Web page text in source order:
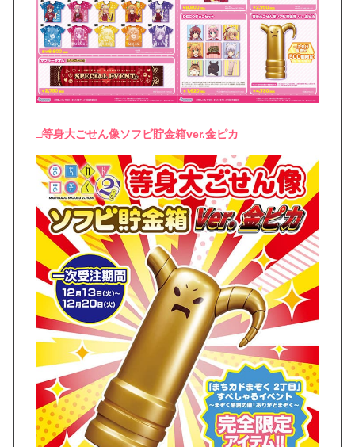
□等身大ごせん像ソフビ貯金箱ver.金ピカ